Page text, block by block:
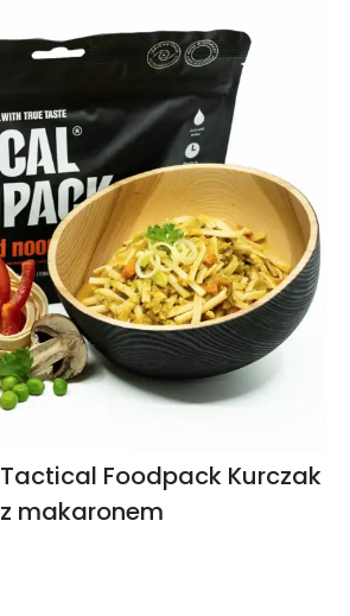
Tactical Foodpack Kurczak
z makaronem